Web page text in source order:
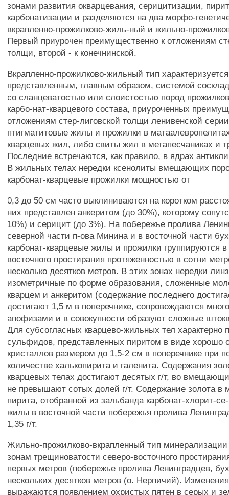
зонами развития окварцевания, серицитизации,
карбонатизации и разделяются на два морфо-
вкрапленно-прожилково-жиль-ный и жильно-
Первый приурочен преимущественно к отложениям
толщи, второй - к конечнинской.
Вкрапленно-прожилково-жильный тип
представленным, главным образом, системой
со сланцеватостью или слоистостью пород
карбо-нат-кварцевого состава, приуроченных
отложениям стер-лиговской толщи ленивенской
птигматитовые жилы и прожилки в
кварцевых жил, либо свиты жил в метапесчаниках и
Последние встречаются, как правило, в ядрах
В жильных телах нередки ксенолиты вмещающих
карбонат-кварцевые прожилки мощностью от
0,3 до 50 см часто выклиниваются на коротком
них представлен анкеритом (до 30%), которому
10%) и серицит (до 3%). На побережье пролива
северной части п-ова Минина и в восточной части
карбонат-кварцевые жилы и прожилки группируются
восточного простирания протяженностью в сотни
несколько десятков метров. В этих зонах нередки
изометричные по форме образования, сложенные
кварцем и анкеритом (содержание последнего
достигают 1,5 м в поперечнике, сопровождаются
апофизами и в совокупности образуют сложные
Для субсогласных кварцево-жильных тел характерно
сульфидов, представленных пиритом в виде хорошо
кристаллов размером до 1,5-2 см в поперечнике при
количестве халькопирита и галенита. Содержания
кварцевых телах достигают десятых г/т, во
не превышают сотых долей г/т. Содержание золота в
пирита, отобранной из зальбанда карбонат-хлорит-
жилы в восточной части побережья пролива
1,35 г/т.
Жильно-прожилково-вкрапленный тип минерализации
зонам трещиноватости северо-восточного
первых метров (побережье пролива Ленинградцев,
нескольких десятков метров (о. Нерпичий).
выражаются появлением охристых пятен в серых и